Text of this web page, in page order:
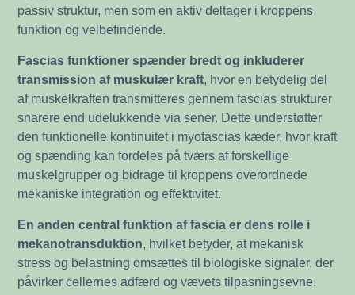
passiv struktur, men som en aktiv deltager i kroppens
funktion og velbefindende.
Fascias funktioner spænder bredt og inkluderer
transmission af muskulær kraft, hvor en betydelig del
af muskelkraften transmitteres gennem fascias strukturer
snarere end udelukkende via sener. Dette understøtter
den funktionelle kontinuitet i myofascias kæder, hvor kraft
og spænding kan fordeles på tværs af forskellige
muskelgrupper og bidrage til kroppens overordnede
mekaniske integration og effektivitet.
En anden central funktion af fascia er dens rolle i
mekanotransduktion, hvilket betyder, at mekanisk
stress og belastning omsættes til biologiske signaler, der
påvirker cellernes adfærd og vævets tilpasningsevne.